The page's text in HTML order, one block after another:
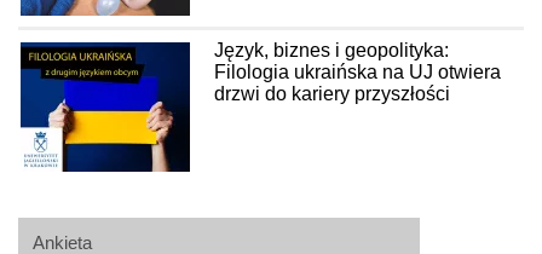
Ankieta
Język, biznes i geopolityka:
Filologia ukraińska na UJ otwiera
drzwi do kariery przyszłości